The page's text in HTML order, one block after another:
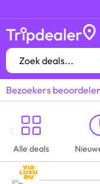
Hetgróótste voordeeluitjes
Bezoekers
Alle deals